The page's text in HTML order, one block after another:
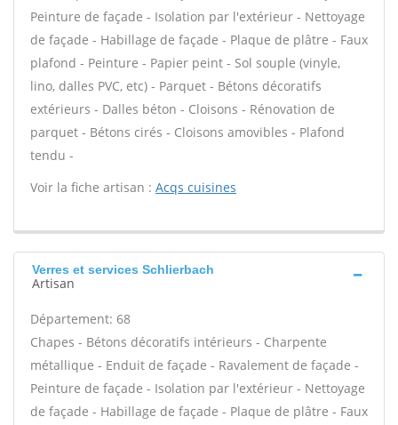
Peinture de façade - Isolation par l'extérieur - Nettoyage
de façade - Habillage de façade - Plaque de plâtre - Faux
plafond - Peinture - Papier peint - Sol souple (vinyle,
lino, dalles PVC, etc) - Parquet - Bétons décoratifs
extérieurs - Dalles béton - Cloisons - Rénovation de
parquet - Bétons cirés - Cloisons amovibles - Plafond
tendu -
Voir la fiche artisan : Acqs cuisines
Verres et services Schlierbach
Artisan
Département: 68
Chapes - Bétons décoratifs intérieurs - Charpente
métallique - Enduit de façade - Ravalement de façade -
Peinture de façade - Isolation par l'extérieur - Nettoyage
de façade - Habillage de façade - Plaque de plâtre - Faux